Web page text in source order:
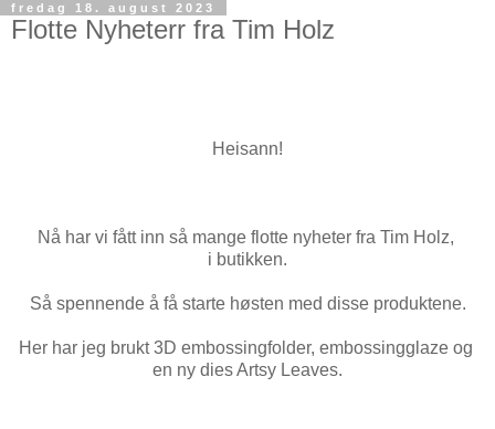
fredag 18. august 2023
Flotte Nyheterr fra Tim Holz
Heisann!
Nå har vi fått inn så mange flotte nyheter fra Tim Holz,
i butikken.
Så spennende å få starte høsten med disse produktene.
Her har jeg brukt 3D embossingfolder, embossingglaze og
en ny dies Artsy Leaves.